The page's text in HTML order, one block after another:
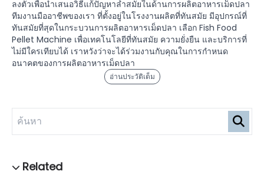
ลงตัวเพื่อนำเสนอวิธีแก้ปัญหาล้ำสมัยในด้านการผลิตอาหารเม็ดปลา
ทีมงานมืออาชีพของเรา ที่ตั้งอยู่ในโรงงานผลิตที่ทันสมัย มีอุปกรณ์ที่
ทันสมัยที่สุดในกระบวนการผลิตอาหารเม็ดปลา เลือก Fish Food
Pellet Machine เพื่อเทคโนโลยีที่ทันสมัย ความยั่งยืน และบริการที่
ไม่มีใครเทียบได้ เราหวังว่าจะได้ร่วมงานกับคุณในการกำหนด
อนาคตของการผลิตอาหารเม็ดปลา
อ่านประวัติเต็ม